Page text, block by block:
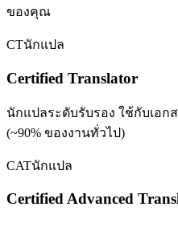
ของคุณ
CTนักแปล
Certified Translator
นักแปลระดับรับรอง ใช้กับเอก
(~90% ของงานทั่วไป)
CATนักแปล
Certified Advanced